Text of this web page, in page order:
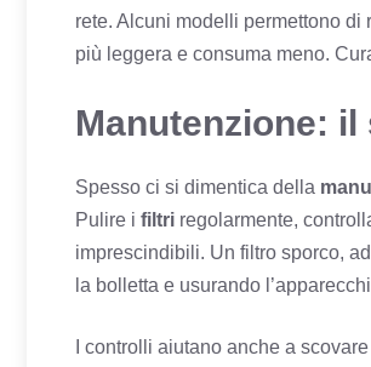
rete. Alcuni modelli permettono
più leggera e consuma meno.
Manutenzione:
Spesso ci si dimentica della
Pulire i filtri regolarmente,
imprescindibili. Un filtro sporco,
la bolletta e usurando
I controlli aiutano anche a